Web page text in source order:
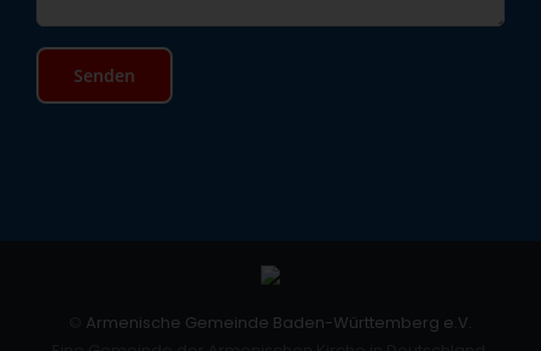
Armenische Gemeinde Baden-Württemberg e.V.